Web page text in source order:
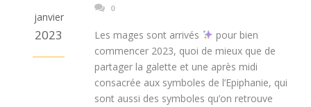
janvier
2023
0
Les mages sont arrivés
pour bien
commencer 2023, quoi de mieux que de
partager la galette et une après midi
consacrée aux symboles de l’Epiphanie, qui
sont aussi des symboles qu’on retrouve